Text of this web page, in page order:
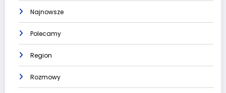
Najnowsze
Polecamy
Region
Rozmowy